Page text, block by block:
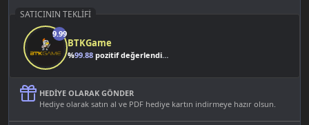
SATICININ TEKLIFI
9.99
BTKGame
%99.88 pozitif değerlendirme
HEDIYE OLARAK GÖNDER
Hediye olarak satın al ve PDF hediye kartın indirmeye hazır olsun.